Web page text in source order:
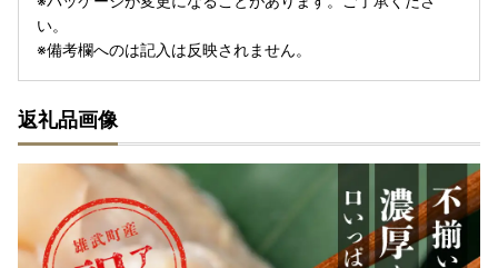
い。
※備考欄へのは記入は反映されません。
返礼品画像